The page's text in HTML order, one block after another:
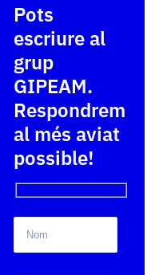
Pots
escriure al
grup
GIPEAM.
Respondrem
al més aviat
possible!